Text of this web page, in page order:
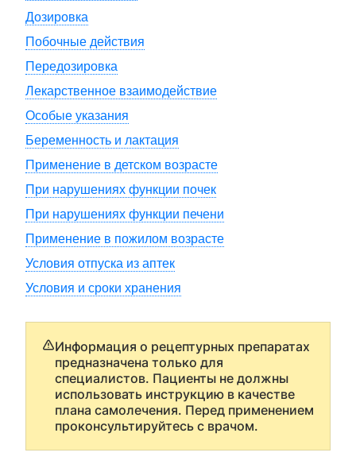
Дозировка
Побочные действия
Передозировка
Лекарственное взаимодействие
Особые указания
Беременность и лактация
Применение в детском возрасте
При нарушениях функции почек
При нарушениях функции печени
Применение в пожилом возрасте
Условия отпуска из аптек
Условия и сроки хранения
Информация о рецептурных препаратах
предназначена только для
специалистов. Пациенты не должны
использовать инструкцию в качестве
плана самолечения. Перед применением
проконсультируйтесь с врачом.